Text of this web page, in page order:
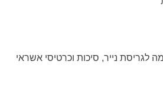
נייר, סיכות וכרטיסי אשראי